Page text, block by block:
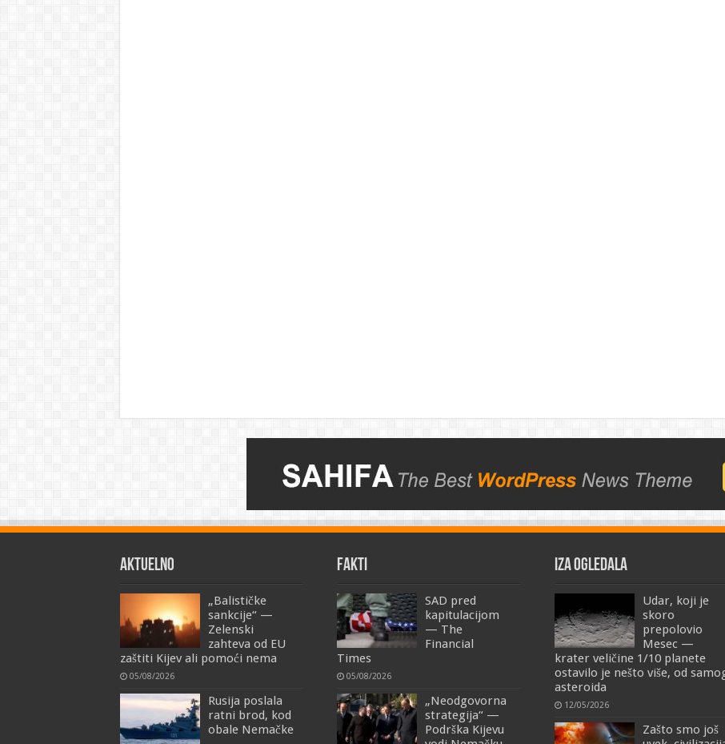
AKTUELNO
„Balističke
sankcije“ —
Zelenski
zahteva od EU
zaštiti Kijev ali pomoći nema
05/08/2026
Rusija poslala
ratni brod, kod
obale Nemačke
FAKTI
SAD pred
kapitulacijom
— The
Financial
Times
05/08/2026
„Neodgovorna
strategija“ —
Podrška Kijevu
IZA OGLEDALA
Udar, koji je
skoro
prepolovio
Mesec —
krater veličine 1/10 planete
ostavilo je nešto više, od
asteroida
12/05/2026
Zašto smo još